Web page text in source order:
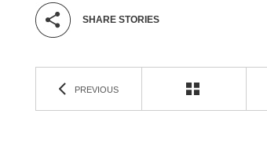
SHARE STORIES
PREVIOUS